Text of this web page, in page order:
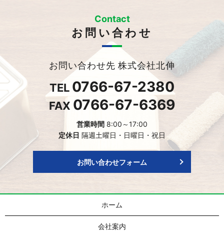
Contact
お問い合わせ
お問い合わせ先 株式会社北伸
TEL 0766-67-2380
FAX 0766-67-6369
営業時間 8:00～17:00
定休日 隔週土曜日・日曜日・祝日
お問い合わせフォーム
ホーム
会社案内